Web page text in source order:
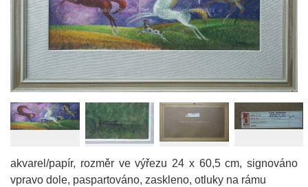
akvarel/papír, rozměr ve výřezu 24 x 60,5 cm, signováno
vpravo dole, paspartováno, zaskleno, otluky na rámu